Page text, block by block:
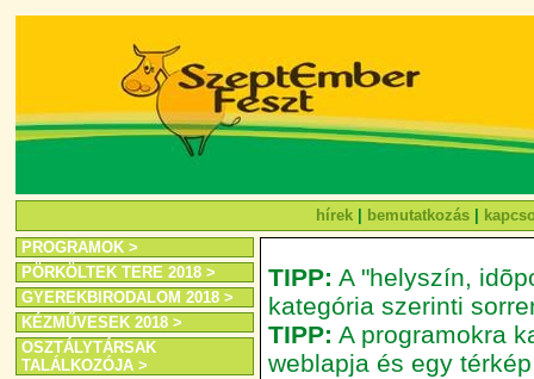
hírek bemutatkozás
PROGRAMOK >
PÖRKÖLTEK TERE 2018 >
GYEREKBIRODALOM 2018 >
KÉZMŰVESEK 2018 >
OSZTÁLYTÁRSAK
TALÁLKOZÓJA >
TIPP: A "helyszín,
kategória szerinti
TIPP: A programokra
weblapja és egy